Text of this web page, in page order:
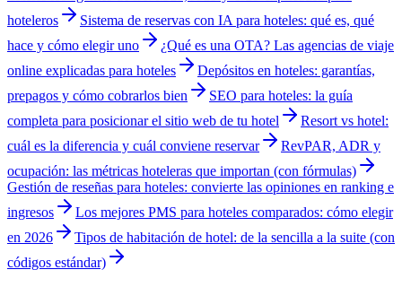
hoteleros
Sistema de reservas con IA para hoteles: qué es, qué
hace y cómo elegir uno
¿Qué es una OTA? Las agencias de viaje
online explicadas para hoteles
Depósitos en hoteles: garantías,
prepagos y cómo cobrarlos bien
SEO para hoteles: la guía
completa para posicionar el sitio web de tu hotel
Resort vs hotel:
cuál es la diferencia y cuál conviene reservar
RevPAR, ADR y
ocupación: las métricas hoteleras que importan (con fórmulas)
Gestión de reseñas para hoteles: convierte las opiniones en ranking e
ingresos
Los mejores PMS para hoteles comparados: cómo elegir
en 2026
Tipos de habitación de hotel: de la sencilla a la suite (con
códigos estándar)